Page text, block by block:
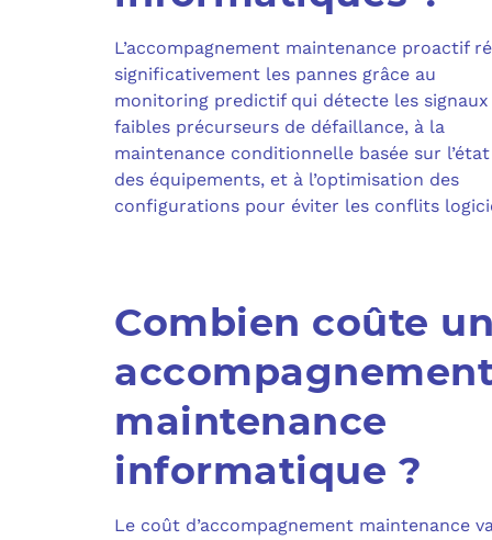
L’accompagnement maintenance proactif
significativement les pannes grâce au
monitoring predictif qui détecte les signaux
faibles précurseurs de défaillance, à la
maintenance conditionnelle basée sur
des équipements, et à l’optimisation des
configurations pour éviter les conflits
Combien coûte
maintenance
informatique ?
Le coût d’accompagnement maintenance